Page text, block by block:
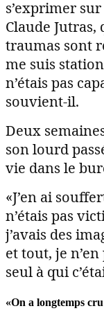
s’exprimer
Claude Jutras,
traumas sont
me suis
n’étais pas
souvient-il.
Deux
son lourd
vie dans le
«J’en ai
n’étais pas
j’avais des
et tout, je
seul à qui
«On a longtemps